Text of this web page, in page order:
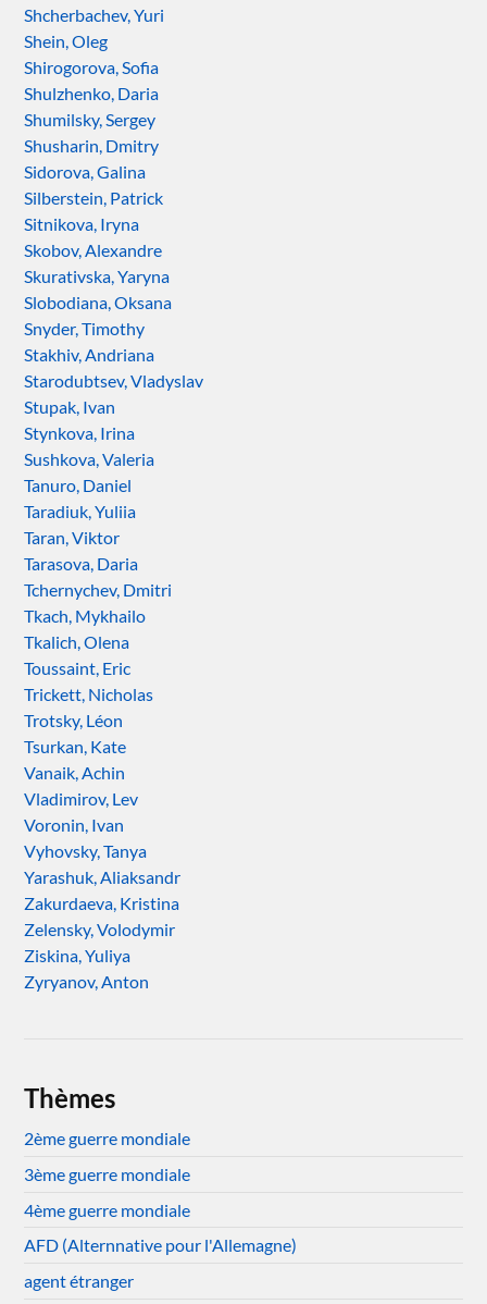
Shcherbachev, Yuri
Shein, Oleg
Shirogorova, Sofia
Shulzhenko, Daria
Shumilsky, Sergey
Shusharin, Dmitry
Sidorova, Galina
Silberstein, Patrick
Sitnikova, Iryna
Skobov, Alexandre
Skurativska, Yaryna
Slobodiana, Oksana
Snyder, Timothy
Stakhiv, Andriana
Starodubtsev, Vladyslav
Stupak, Ivan
Stynkova, Irina
Sushkova, Valeria
Tanuro, Daniel
Taradiuk, Yuliia
Taran, Viktor
Tarasova, Daria
Tchernychev, Dmitri
Tkach, Mykhailo
Tkalich, Olena
Toussaint, Eric
Trickett, Nicholas
Trotsky, Léon
Tsurkan, Kate
Vanaik, Achin
Vladimirov, Lev
Voronin, Ivan
Vyhovsky, Tanya
Yarashuk, Aliaksandr
Zakurdaeva, Kristina
Zelensky, Volodymir
Ziskina, Yuliya
Zyryanov, Anton
Thèmes
2ème guerre mondiale
3ème guerre mondiale
4ème guerre mondiale
AFD (Alternnative pour l'Allemagne)
agent étranger